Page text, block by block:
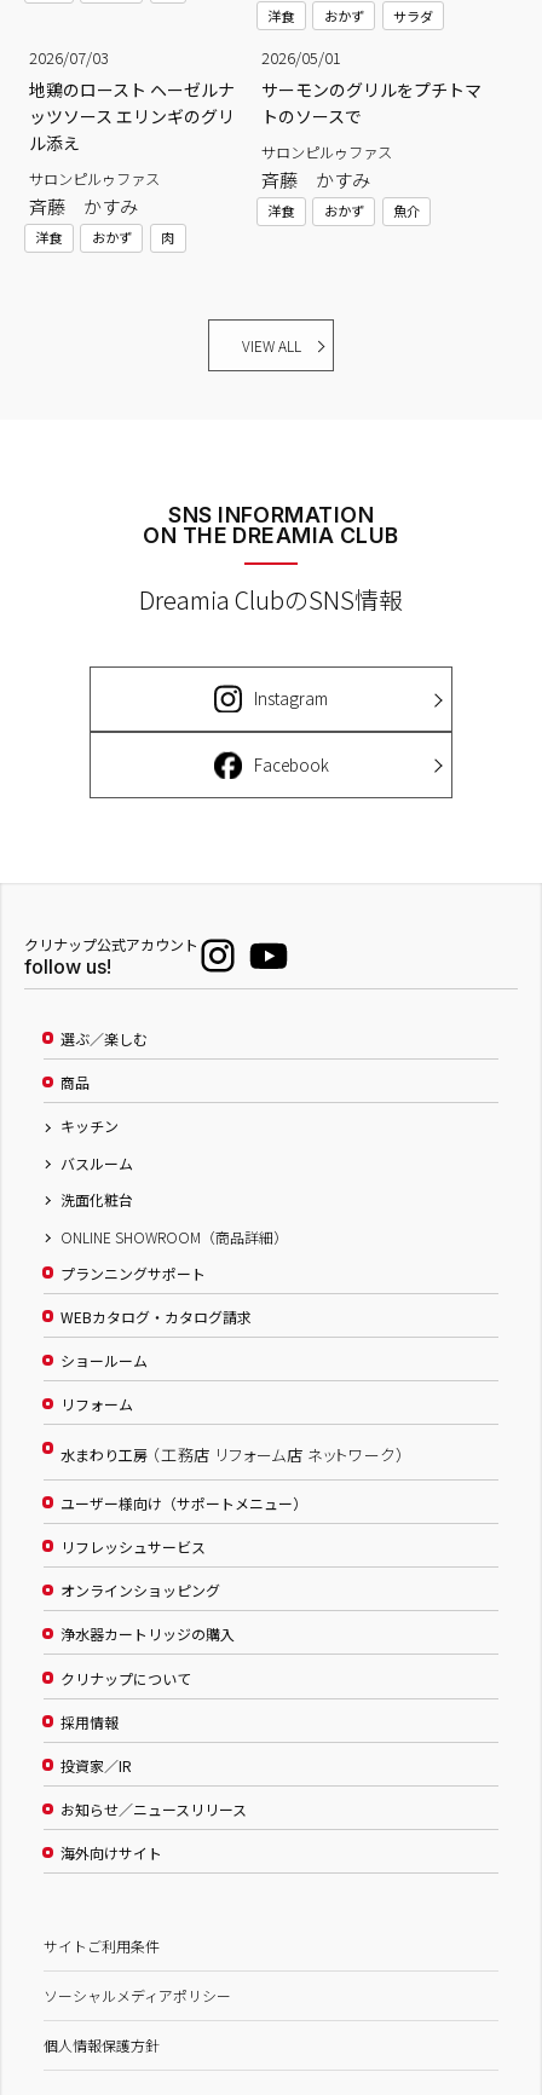
洋食 おかず サラダ
2026/07/03
地鶏のロースト ヘーゼルナ
ッツソース エリンギのグリ
ル添え
サロンピルゥファス
斉藤 かすみ
洋食 おかず 肉
2026/05/01
サーモンのグリルをプチトマ
トのソースで
サロンピルゥファス
斉藤 かすみ
洋食 おかず 魚介
VIEW ALL
SNS INFORMATION
ON THE DREAMIA CLUB
Dreamia ClubのSNS情報
Instagram
Facebook
クリナップ公式アカウント
follow us!
選ぶ／楽しむ
商品
キッチン
バスルーム
洗面化粧台
ONLINE SHOWROOM（商品詳細）
プランニングサポート
WEBカタログ・カタログ請求
ショールーム
リフォーム
水まわり工房 （工務店 リフォーム店 ネットワーク）
ユーザー様向け（サポートメニュー）
リフレッシュサービス
オンラインショッピング
浄水器カートリッジの購入
クリナップについて
採用情報
投資家／IR
お知らせ／ニュースリリース
海外向けサイト
サイトご利用条件
ソーシャルメディアポリシー
個人情報保護方針